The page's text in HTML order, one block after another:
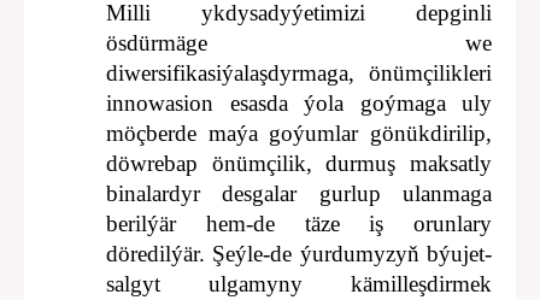
Milli ykdysadyýetimizi depginli
ösdürmäge we
diwersifikasiýalaşdyrmaga, önümçilikleri
innowasion esasda ýola goýmaga uly
möçberde maýa goýumlar gönükdirilip,
döwrebap önümçilik, durmuş maksatly
binalardyr desgalar gurlup ulanmaga
berilýär hem-de täze iş orunlary
döredilýär. Şeýle-de ýurdumyzyň býujet-
salgyt ulgamyny kämilleşdirmek